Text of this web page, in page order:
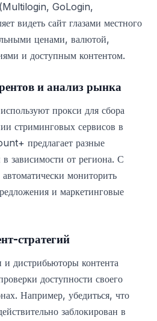
(Multilogin, GoLogin,
видеть сайт глазами местного
ценами, валютой,
и доступным контентом.
и анализ рынка
прокси для сбора
стриминговых сервисов в
предлагает разные
зависимости от региона. С
мониторить
и маркетинговые
стратегий
дистрибьюторы контента
доступности своего
Например, убедиться, что
заблокирован в